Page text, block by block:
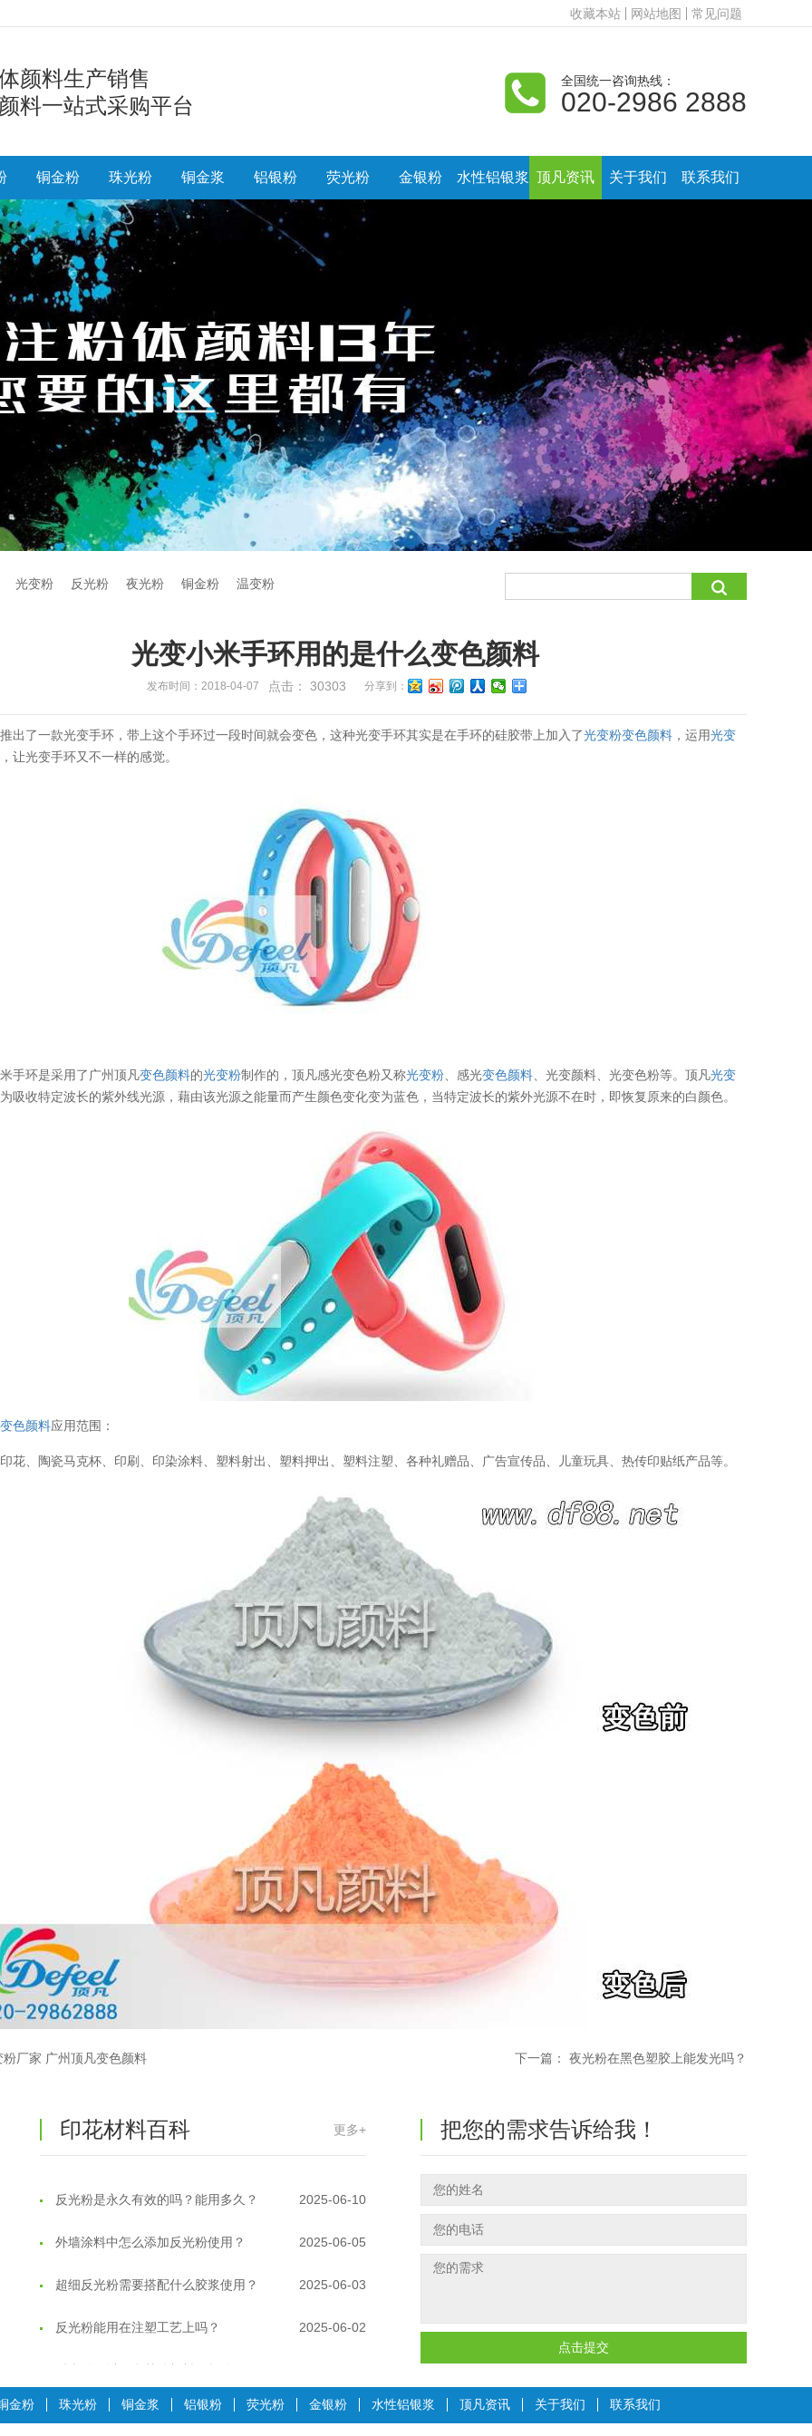
收藏本站 网站地图 常见问题
颜料生产销售
料一站式采购平台
全国统一咨询热线：
020-2986 2888
铜金粉 珠光粉 铜金浆 铝银粉 荧光粉 金银粉 水性铝银浆 顶凡资讯 关于我们 联系我们
光变粉 反光粉 夜光粉 铜金粉 温变粉
光变小米手环用的是什么变色颜料
发布时间：2018-04-07 点击： 30303 分享到：
出了一款光变手环，带上这个手环过一段时间就会变色，这种光变手环其实是在手环的硅胶带上加入了光变粉变色颜料 ，运用光变
让光变手环又不一样的感觉。
手环是采用了广州顶凡变色颜料的光变粉制作的，顶凡感光变色粉又称光变粉 、感光变色颜料 、光变颜料、光变色粉等。顶凡光变
吸收特定波长的紫外线光源，藉由该光源之能量而产生颜色变化变为蓝色，当特定波长的紫外光源不在时，即恢复原来的白颜色。
变色颜料应用范围：
花、陶瓷马克杯、印刷、印染涂料、塑料射出、塑料押出、塑料注塑、各种礼赠品、广告宣传品、儿童玩具、热传印贴纸产品等。
粉厂家 广州顶凡变色颜料 下一篇： 夜光粉在黑色塑胶上能发光吗？
印花材料百科 更多+
温变粉丝印到底用多少目网版？这篇...
反光粉太久不用结块要怎么处理？
印花温变粉最适合用在什么行业上呢...
超细反光粉怎么印牢度才会更好？ 2025-06-11 把您的需求告诉给我！
点击提交
金粉 珠光粉 铜金浆 铝银粉 荧光粉 金银粉 水性铝银浆 顶凡资讯 关于我们 联系我们